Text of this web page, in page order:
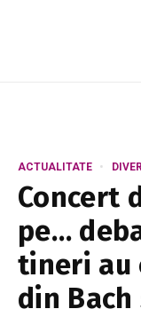
ACTUALITATE
Concert
pe…
tineri au
din